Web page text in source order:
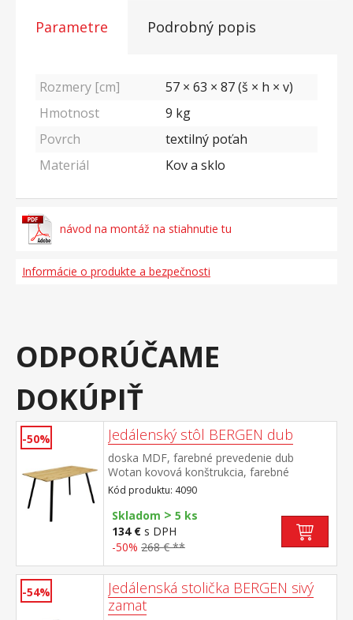
Parametre Podrobný popis
Rozmery [cm]
57 × 63 × 87 (š × h × v)
Hmotnost
9 kg
Povrch
textilný poťah
Materiál
Kov a sklo
návod na montáž na stiahnutie tu
Informácie o produkte a bezpečnosti
ODPORÚČAME
DOKÚPIŤ
-50% Jedálenský stôl BERGEN dub
doska MDF, farebné prevedenie dub
Wotan kovová konštrukcia, farebné
prevedenie čierna
Kód produktu: 4090
Skladom > 5 ks
134 € s DPH
-50% 268 € **
-54%
Jedálenská stolička BERGEN sivý
zamat